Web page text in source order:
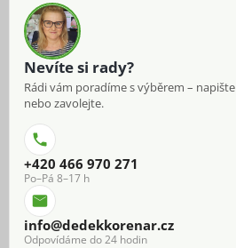
Nevíte si rady?
Rádi vám poradíme s výběrem – napište
nebo zavolejte.
+420 466 970 271
Po–Pá 8–17 h
info@dedekkorenar.cz
Odpovídáme do 24 hodin